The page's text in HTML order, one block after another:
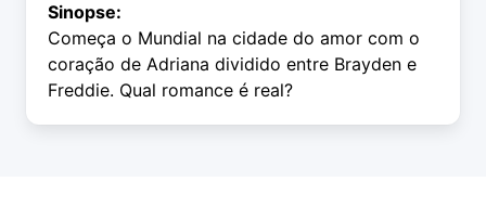
Sinopse:
Começa o Mundial na cidade do amor com o
coração de Adriana dividido entre Brayden e
Freddie. Qual romance é real?